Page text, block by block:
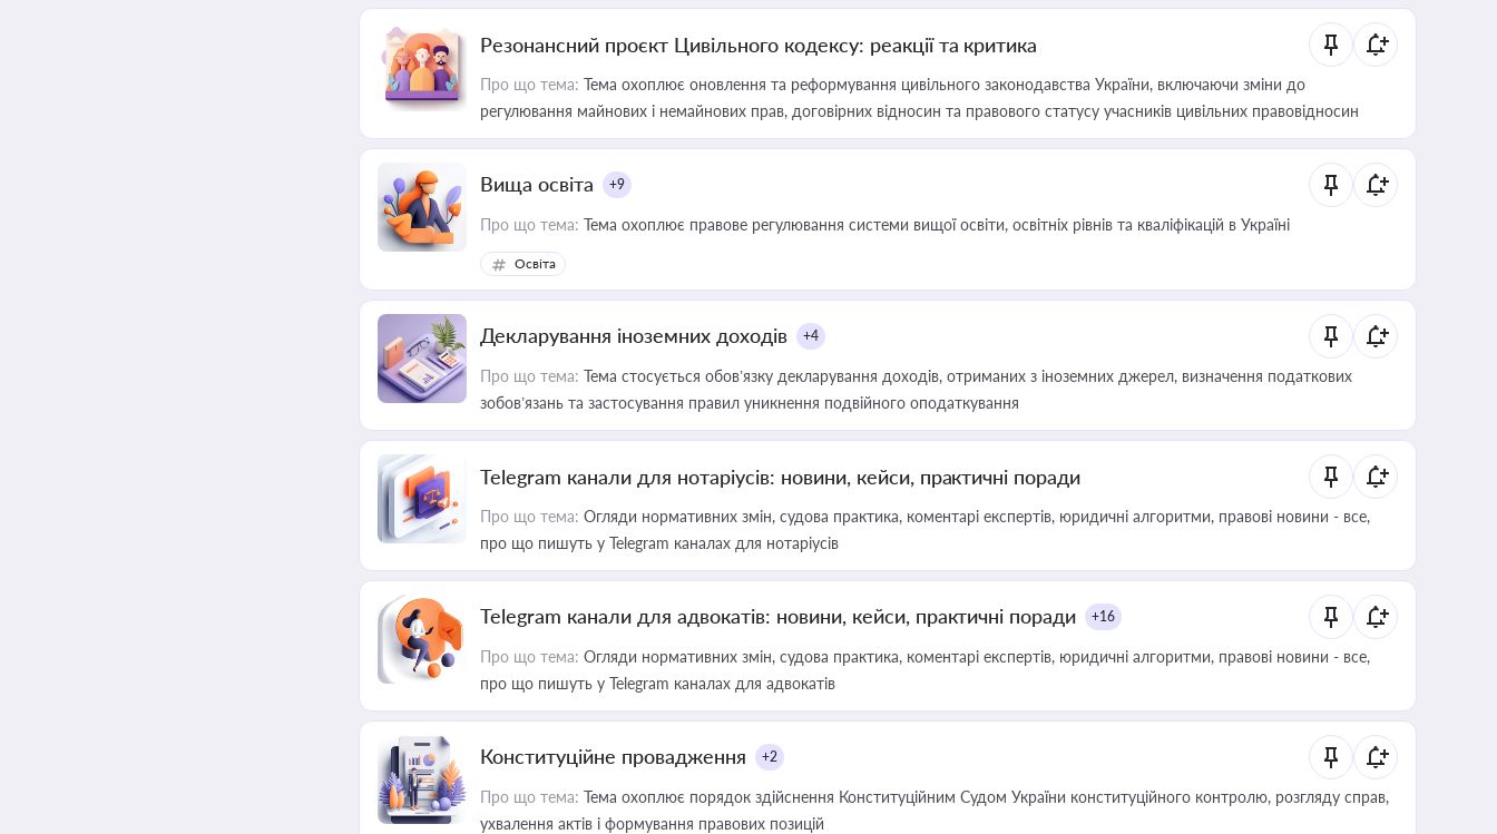
Резонансний проєкт Цивільного кодексу: реакції та критика
Про що тема: Тема охоплює оновлення та реформування цивільного законодавства України, включаючи зміни до
регулювання майнових і немайнових прав, договірних відносин та правового статусу учасників цивільних правовідносин
Вища освіта +9
Про що тема: Тема охоплює правове регулювання системи вищої освіти, освітніх рівнів та кваліфікацій в Україні
Освіта
Декларування іноземних доходів +4
Про що тема: Тема стосується обов’язку декларування доходів, отриманих з іноземних джерел, визначення податкових
зобов’язань та застосування правил уникнення подвійного оподаткування
Telegram канали для нотаріусів: новини, кейси, практичні поради
Про що тема: Огляди нормативних змін, судова практика, коментарі експертів, юридичні алгоритми, правові новини - все,
про що пишуть у Telegram каналах для нотаріусів
Telegram канали для адвокатів: новини, кейси, практичні поради +16
Про що тема: Огляди нормативних змін, судова практика, коментарі експертів, юридичні алгоритми, правові новини - все,
про що пишуть у Telegram каналах для адвокатів
Конституційне провадження +2
Про що тема: Тема охоплює порядок здійснення Конституційним Судом України конституційного контролю, розгляду справ,
ухвалення актів і формування правових позицій